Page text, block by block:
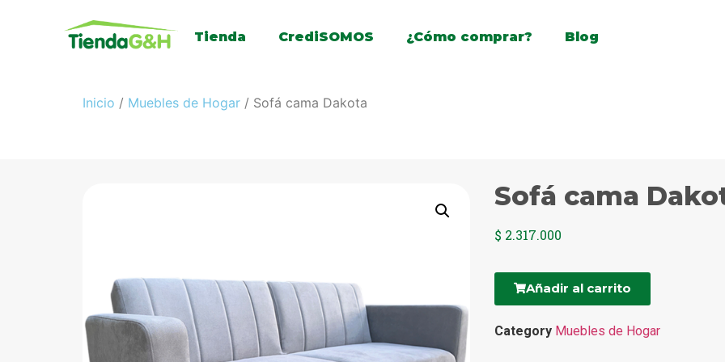
Tienda CrediSOMOS ¿Cómo comprar? Blog
Inicio / Muebles de Hogar / Sofá cama Dakota
Sofá cama
$ 2.317.000
Añadir al carrito
Category Muebles de Hogar